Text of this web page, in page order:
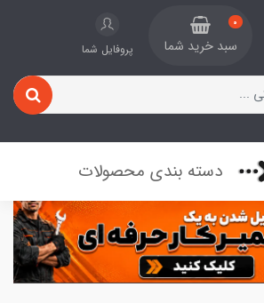
0
سبد خرید شما پروفایل شما
دسته بندی محصولات